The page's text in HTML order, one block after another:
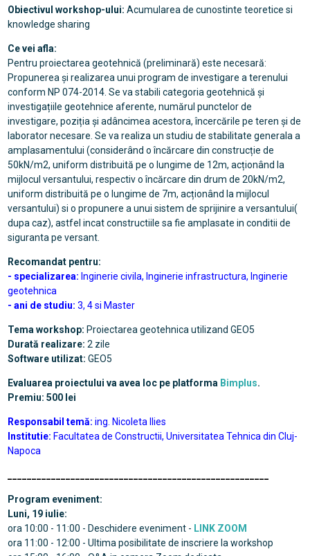
Obiectivul workshop-ului: Acumularea de cunostinte teoretice si
knowledge sharing
Ce vei afla:
Pentru proiectarea geotehnică (preliminară) este necesară:
Propunerea și realizarea unui program de investigare a terenului
conform NP 074-2014. Se va stabili categoria geotehnică și
investigațiile geotehnice aferente, numărul punctelor de
investigare, poziția și adâncimea acestora, încercările pe teren și de
laborator necesare. Se va realiza un studiu de stabilitate generala a
amplasamentului (considerând o încărcare din construcție de
50kN/m2, uniform distribuită pe o lungime de 12m, acționând la
mijlocul versantului, respectiv o încărcare din drum de 20kN/m2,
uniform distribuită pe o lungime de 7m, acționând la mijlocul
versantului) si o propunere a unui sistem de sprijinire a versantului(
dupa caz), astfel incat constructiile sa fie amplasate in conditii de
siguranta pe versant.
Recomandat pentru:
- specializarea: Inginerie civila, Inginerie infrastructura, Inginerie
geotehnica
- ani de studiu: 3, 4 si Master
Tema workshop: Proiectarea geotehnica utilizand GEO5
Durată realizare: 2 zile
Software utilizat: GEO5
Evaluarea proiectului va avea loc pe platforma Bimplus.
Premiu: 500 lei
Responsabil temă: ing. Nicoleta Ilies
Institutie: Facultatea de Constructii, Universitatea Tehnica din Cluj-
Napoca
Program eveniment:
Luni, 19 iulie:
ora 10:00 - 11:00 - Deschidere eveniment - LINK ZOOM
ora 11:00 - 12:00 - Ultima posibilitate de inscriere la workshop